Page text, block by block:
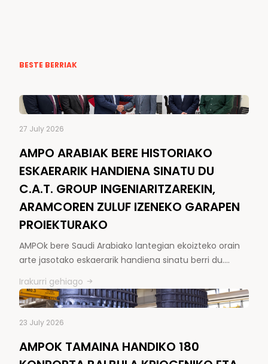
BESTE BERRIAK
27 July 2026
AMPO ARABIAK BERE HISTORIAKO
ESKAERARIK HANDIENA SINATU DU
C.A.T. GROUP INGENIARITZAREKIN,
ARAMCOREN ZULUF IZENEKO GARAPEN
PROIEKTURAKO
AMPOk bere Saudi Arabiako lantegian ekoizteko orain
arte jasotako eskaerarik handiena sinatu berri du.…
Irakurri gehiago
23 July 2026
AMPOK TAMAINA HANDIKO 180